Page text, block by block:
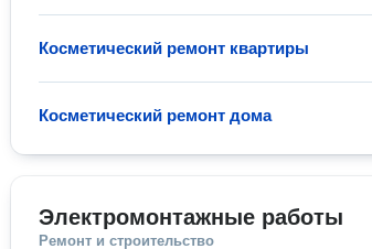
Косметический ремонт квартиры
Косметический ремонт дома
Электромонтажные работы
Ремонт и строительство